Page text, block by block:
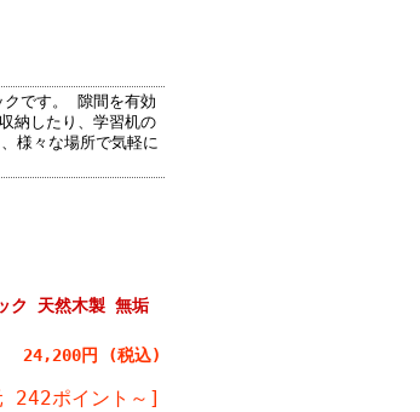
クです。 隙間を有効
納したり、学習机の
様々な場所で気軽に
ク 天然木製 無垢
24,200円 (税込)
242ポイント～]